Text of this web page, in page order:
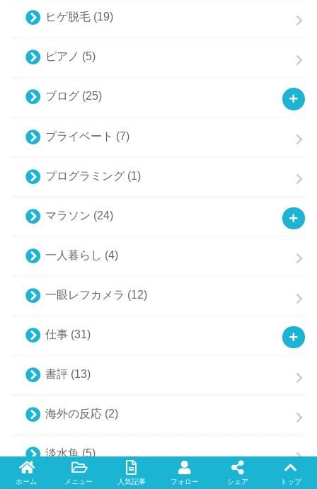
ヒゲ脱毛 (19)
ピアノ (5)
ブログ (25)
プライベート (7)
プログラミング (1)
マラソン (24)
一人暮らし (4)
一眼レフカメラ (12)
仕事 (31)
書評 (13)
海外の反応 (2)
淡水魚 (5)
ホーム メニュー 人気記事 フォロー シェア トップ
Twitter facebook instagram